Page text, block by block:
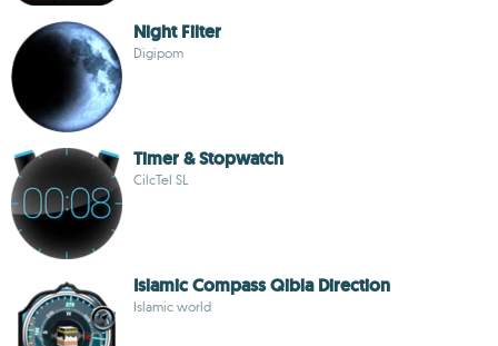
Night Filter
Digipom
Timer & Stopwatch
CilcTel SL
Islamic Compass Qibla Direction
Islamic world